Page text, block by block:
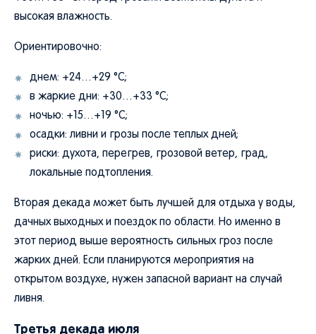
высокая влажность.
Ориентировочно:
днем: +24…+29 °C;
в жаркие дни: +30…+33 °C;
ночью: +15…+19 °C;
осадки: ливни и грозы после теплых дней;
риски: духота, перегрев, грозовой ветер, град,
локальные подтопления.
Вторая декада может быть лучшей для отдыха у воды,
дачных выходных и поездок по области. Но именно в
этот период выше вероятность сильных гроз после
жарких дней. Если планируются мероприятия на
открытом воздухе, нужен запасной вариант на случай
ливня.
Третья декада июля